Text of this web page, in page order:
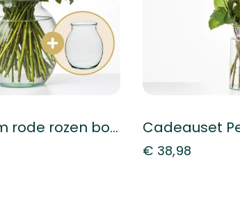
50 premium rode rozen boeket
€ 38,98